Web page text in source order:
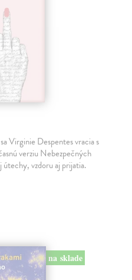
Virginie Despentes vracia s
verziu Nebezpečných
útechy, vzdoru aj prijatia.
na sklade